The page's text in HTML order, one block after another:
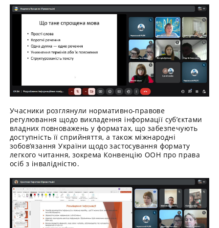
Учасники розглянули нормативно-правове
регулювання щодо викладення інформації суб’єктами
владних повноважень у форматах, що забезпечують
доступність її сприйняття, а також міжнародні
зобов’язання України щодо застосування формату
легкого читання, зокрема Конвенцію ООН про права
осіб з інвалідністю.